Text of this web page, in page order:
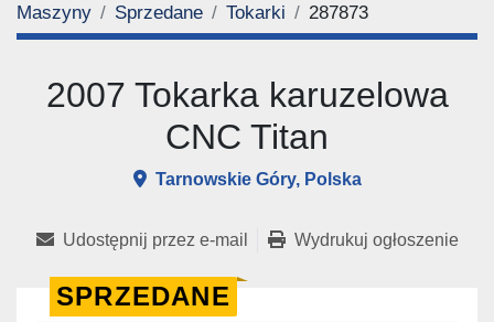
Maszyny Sprzedane Tokarki 287873
2007 Tokarka karuzelowa
CNC Titan
Tarnowskie Góry, Polska
Udostępnij przez e-mail Wydrukuj ogłoszenie
SPRZEDANE